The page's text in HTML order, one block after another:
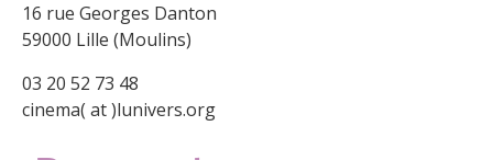
16 rue Georges Danton
59000 Lille (Moulins)
03 20 52 73 48
cinema( at )lunivers.org